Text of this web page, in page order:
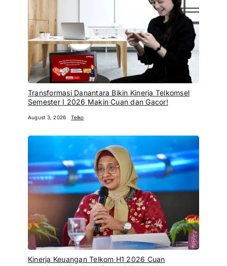
Transformasi Danantara Bikin Kinerja Telkomsel
Semester I 2026 Makin Cuan dan Gacor!
August 3, 2026 Telko
Kinerja Keuangan Telkom H1 2026 Cuan